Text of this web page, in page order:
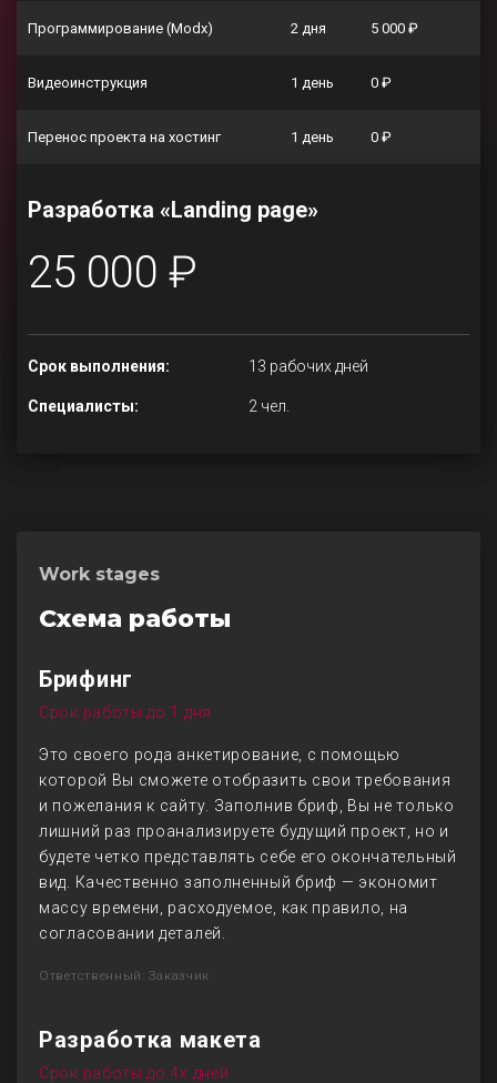
Программирование (Modx) 2 дня 5 000 ₽
Видеоинструкция 1 день 0 ₽
Перенос проекта на хостинг 1 день 0 ₽
Разработка «Landing page»
25 000 ₽
Срок выполнения: 13 рабочих дней
Специалисты: 2 чел.
Work stages
Схема работы
Брифинг
Срок работы до 1 дня
Это своего рода анкетирование, с помощью
которой Вы сможете отобразить свои требования
и пожелания к сайту. Заполнив бриф, Вы не только
лишний раз проанализируете будущий проект, но и
будете четко представлять себе его окончательный
вид. Качественно заполненный бриф — экономит
массу времени, расходуемое, как правило, на
согласовании деталей.
Ответственный: Заказчик
Разработка макета
Срок работы до 4х дней